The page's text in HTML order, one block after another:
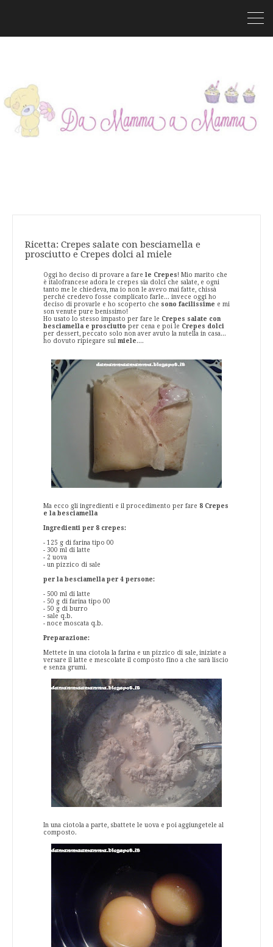
Ricetta: Crepes salate con besciamella e
prosciutto e Crepes dolci al miele
Oggi ho deciso di provare a fare le Crepes! Mio marito che
è italofrancese adora le crepes sia dolci che salate, e ogni
tanto me le chiedeva, ma io non le avevo mai fatte, chissà
perché credevo fosse complicato farle... invece oggi ho
deciso di provarle e ho scoperto che sono facilissime e mi
son venute pure benissimo!
Ho usato lo stesso impasto per fare le Crepes salate con
besciamella e prosciutto per cena e poi le Crepes dolci
per dessert, peccato solo non aver avuto la nutella in casa...
ho dovuto ripiegare sul miele....
Ma ecco gli ingredienti e il procedimento per fare 8 Crepes
e la besciamella
Ingredienti per 8 crepes:
- 125 g di farina tipo 00
- 300 ml di latte
- 2 uova
- un pizzico di sale
per la besciamella per 4 persone:
- 500 ml di latte
- 50 g di farina tipo 00
- 50 g di burro
- sale q.b.
- noce moscata q.b.
Preparazione:
Mettete in una ciotola la farina e un pizzico di sale, iniziate a
versare il latte e mescolate il composto fino a che sarà liscio
e senza grumi.
In una ciotola a parte, sbattete le uova e poi aggiungetele al
composto.